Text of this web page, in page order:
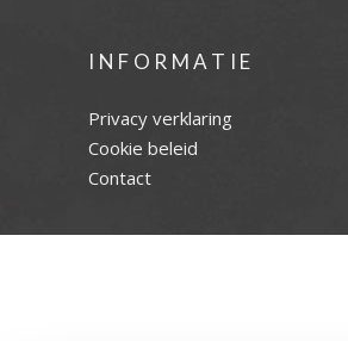
INFORMATIE
Privacy verklaring
Cookie beleid
Contact